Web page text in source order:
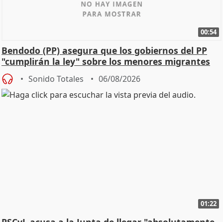
00:54
Bendodo (PP) asegura que los gobiernos del PP
"cumplirán la ley" sobre los menores migrantes
Sonido Totales 06/08/2026
01:22